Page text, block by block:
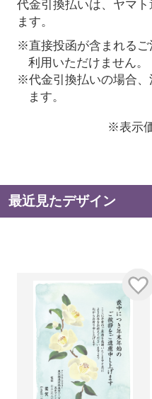
代金引換払いは、ヤマ
ます。
※直接投函が含まれるご
利用いただけません。
※代金引換払いの場合、
ます。
※表示
最近見たデザイン